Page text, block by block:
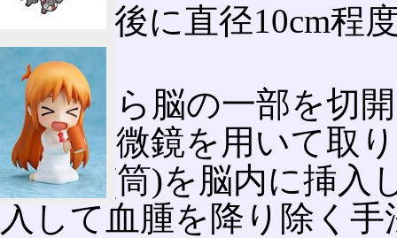
麻酔の後に直径10cm程
る。
ここから脳の一部を切
腫)を顕微鏡を用いて取
シース(筒)を脳内に挿入
入して血腫を降り除く